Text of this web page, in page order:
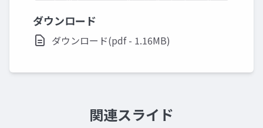
ダウンロード
ダウンロード(pdf - 1.16MB)
関連スライド